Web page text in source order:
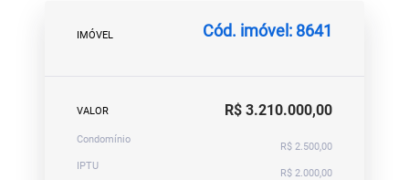
IMÓVEL Cód. imóvel: 8641
VALOR R$ 3.210.000,00
Condomínio
R$ 2.500,00
IPTU
R$ 2.000,00